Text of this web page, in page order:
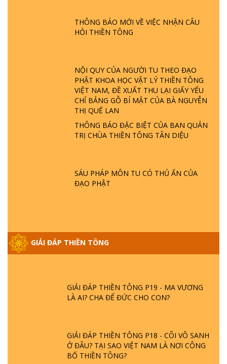
THÔNG BÁO MỚI VỀ VIỆC NHẬN CÂU
HỎI THIỀN TÔNG
NỘI QUY CỦA NGƯỜI TU THEO ĐẠO
PHẬT KHOA HỌC VẬT LÝ THIỀN TÔNG
VIỆT NAM, ĐỀ XUẤT THU LẠI GIẤY YẾU
CHỈ BẢNG GỖ BÍ MẬT CỦA BÀ NGUYỄN
THỊ QUẾ LAN
THÔNG BÁO ĐẶC BIỆT CỦA BAN QUẢN
TRỊ CHÙA THIỀN TÔNG TÂN DIỆU
SÁU PHÁP MÔN TU CÓ THỦ ẤN CỦA
ĐẠO PHẬT
GIẢI ĐÁP THIỀN TÔNG
TTTD
GIẢI ĐÁP THIỀN TÔNG ĐẶC BIỆT P22 - TẠI
SAO TRÁI ĐẤT NHIỀU THIÊN TAI - LŨ LỤT
- HỎA HOẠN | TTTD
GIẢI ĐÁP THIỀN TÔNG ĐẶC BIỆT P21 - TẠI
GIẢI ĐÁP VỀ LỄ TIỄN THIỀN TÔNG SƯ
GIẢI ĐÁP THIỀN TÔNG ĐẶC BIỆT PHẦN 20
- BÁC NGUYỄN NHÂN LÀ AI? PHIỀN NÃO
DO ĐÂU MÀ CÓ?
GIẢI ĐÁP THIỀN TÔNG P19 - MA VƯƠNG
LÀ AI? CHA ĐỂ ĐỨC CHO CON?
GIẢI ĐÁP THIỀN TÔNG P18 - CÕI VÔ SANH
Ở ĐÂU? TẠI SAO VIỆT NAM LÀ NƠI CÔNG
BỐ THIỀN TÔNG?